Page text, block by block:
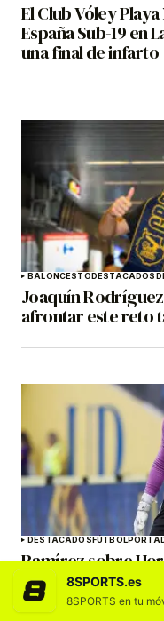
El Club Vóley
España Sub-19 en
una final de infarto
BALONCESTODESTACADOS
Joaquín
afrontar este reto
DESTACADOSFÚTBOL
Ramírez sobre
igual nos ayuda a
8SPORTS.es
8SPORTS en tu